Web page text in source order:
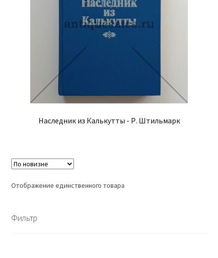
Наследник из Калькутты - Р. Штильмарк
Отображение единственного товара
Фильтр